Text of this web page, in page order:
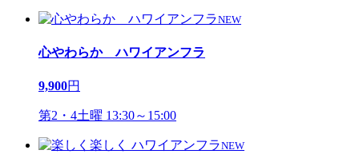
NEW
心やわらか ハワイアンフラ
9,900円
第2・4土曜 13:30～15:00
NEW